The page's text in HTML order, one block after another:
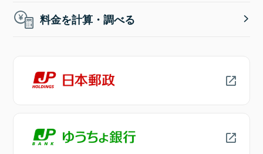
料金を計算・調べる